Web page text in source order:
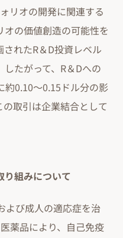
リオの開発に関連する
の価値創造の可能性を
れたR＆D投資レベル
たがって、R＆Dへの
約0.10〜0.15ドル分の影
取引は企業結合として
り組みについて
よび成人の適応症を治
薬品により、自己免疫